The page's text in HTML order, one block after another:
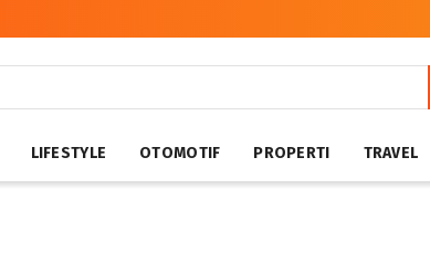
LIFESTYLE OTOMOTIF PROPERTI TRAVEL